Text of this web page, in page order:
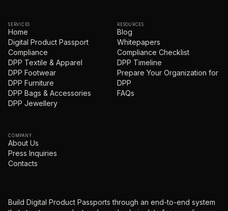
SERVICES
Home
Digital Product Passport
Compliance
DPP Textile & Apparel
DPP Footwear
DPP Furniture
DPP Bags & Accessories
DPP Jewellery
RESOURCES
Blog
Whitepapers
Compliance Checklist
DPP Timeline
Prepare Your Organization for
DPP
FAQs
COMPANY
About Us
Press Inquiries
Contacts
Build Digital Product Passports through an end-to-end system